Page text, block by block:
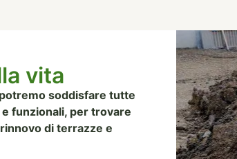
vita
soddisfare tutte
funzionali, per trovare
di terrazze e